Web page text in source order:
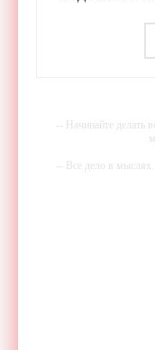
-- Начинайте делать
-- Все дело в